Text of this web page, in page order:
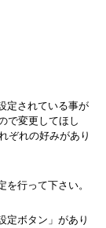
定されている事が
で変更してほし
ぞれの好みがあり
行って下さい。
定ボタン」があり